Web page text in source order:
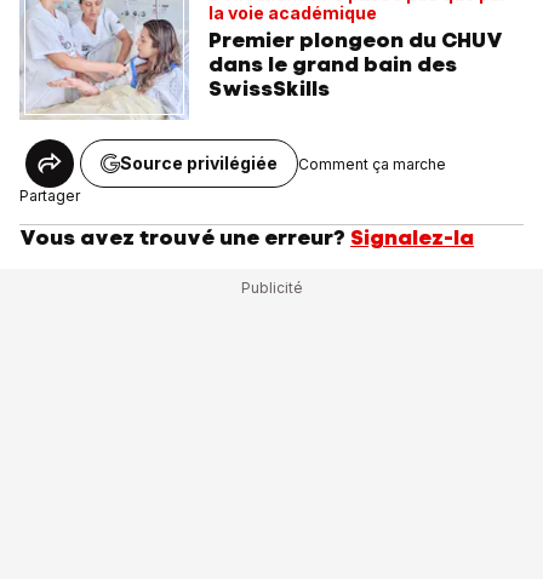
la voie académique
Premier plongeon du CHUV
dans le grand bain des
SwissSkills
Partager
Source privilégiée Comment ça marche
Vous avez trouvé une erreur? Signalez-la